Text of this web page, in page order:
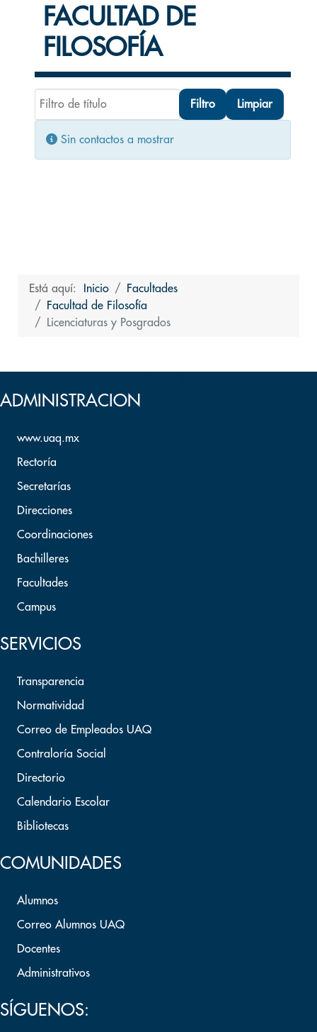
FACULTAD DE
FILOSOFÍA
Filtro de título
Filtro Limpiar
Información
Sin contactos a mostrar
Está aquí: Inicio
Facultades
Facultad de Filosofía
Licenciaturas y Posgrados
ADMINISTRACION
www.uaq.mx
Rectoría
Secretarías
Direcciones
Coordinaciones
Bachilleres
Facultades
Campus
SERVICIOS
Transparencia
Normatividad
Correo de Empleados UAQ
Contraloría Social
Directorio
Calendario Escolar
Bibliotecas
COMUNIDADES
Alumnos
Correo Alumnos UAQ
Docentes
Administrativos
SÍGUENOS: